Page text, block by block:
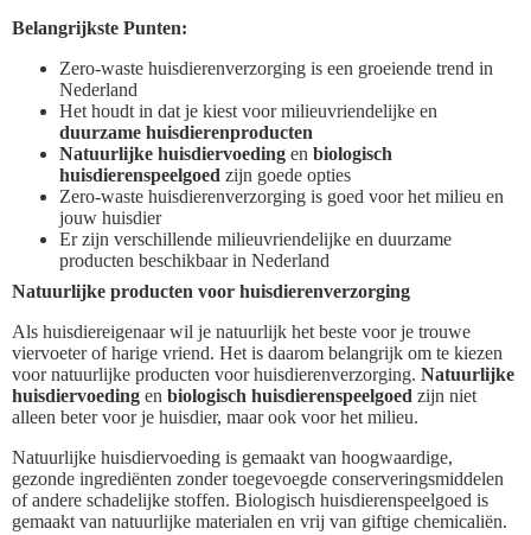
Belangrijkste Punten:
Zero-waste huisdierenverzorging is een groeiende trend in
Nederland
Het houdt in dat je kiest voor milieuvriendelijke en
duurzame huisdierenproducten
Natuurlijke huisdiervoeding en biologisch
huisdierenspeelgoed zijn goede opties
Zero-waste huisdierenverzorging is goed voor het milieu en
jouw huisdier
Er zijn verschillende milieuvriendelijke en duurzame
producten beschikbaar in Nederland
Natuurlijke producten voor huisdierenverzorging
Als huisdiereigenaar wil je natuurlijk het beste voor je trouwe
viervoeter of harige vriend. Het is daarom belangrijk om te kiezen
voor natuurlijke producten voor huisdierenverzorging. Natuurlijke
huisdiervoeding en biologisch huisdierenspeelgoed zijn niet
alleen beter voor je huisdier, maar ook voor het milieu.
Natuurlijke huisdiervoeding is gemaakt van hoogwaardige,
gezonde ingrediënten zonder toegevoegde conserveringsmiddelen
of andere schadelijke stoffen. Biologisch huisdierenspeelgoed is
gemaakt van natuurlijke materialen en vrij van giftige chemicaliën.